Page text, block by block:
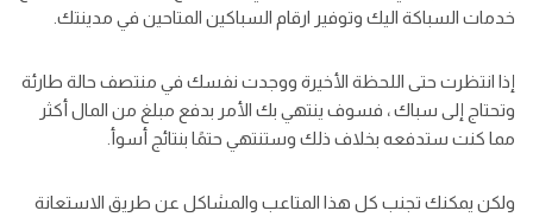
خدمات السباكة اليك وتوفير ارقام السباكين المتاحين في مدينتك.
إذا انتظرت حتى اللحظة الأخيرة ووجدت نفسك في منتصف حالة طارئة
وتحتاج إلى سباك ، فسوف ينتهي بك الأمر بدفع مبلغ من المال أكثر
مما كنت ستدفعه بخلاف ذلك وستنتهي حتمًا بنتائج أسوأ.
ولكن يمكنك تجنب كل هذا المتاعب والمشاكل عن طريق الاستعانة